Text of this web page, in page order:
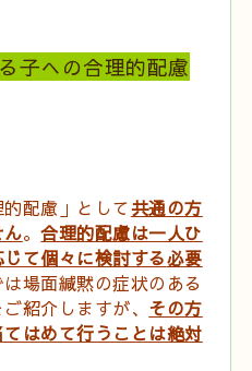
子への合理的配慮
配慮」として共通の方
。合理的配慮は一人ひ
て個々に検討する必要
場面緘黙の症状のある
紹介しますが、 その方
はめて行うことは絶対